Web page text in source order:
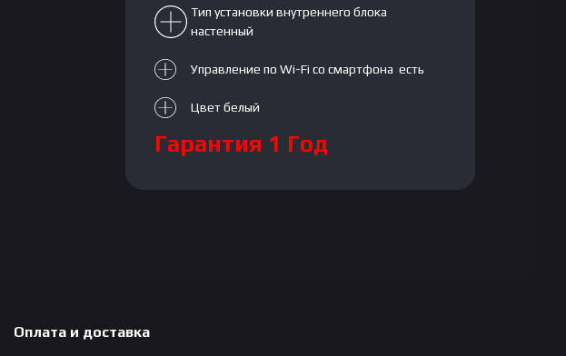
Тип установки внутреннего блока
настенный
Управление по Wi-Fi со смартфона есть
Цвет белый
Гарантия 1 Год
Оплата и доставка